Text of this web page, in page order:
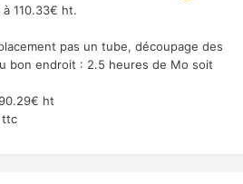
110.33€ ht.
pas un tube, découpage des
bon endroit : 2.5 heures de Mo soit
ht
ttc